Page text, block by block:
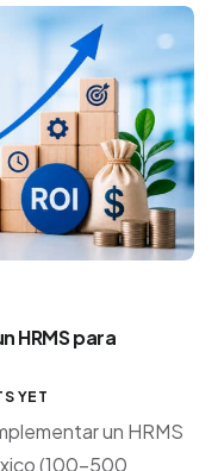
HRMS para
YET
un HRMS
(100-500